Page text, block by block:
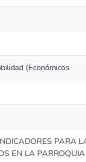
(Económicos
PARA
EN LA